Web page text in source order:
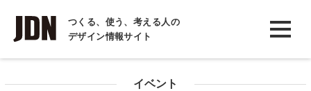
つくる、使う、考える人の
デザイン情報サイト
INTERVIEW
インタビュー
イベント